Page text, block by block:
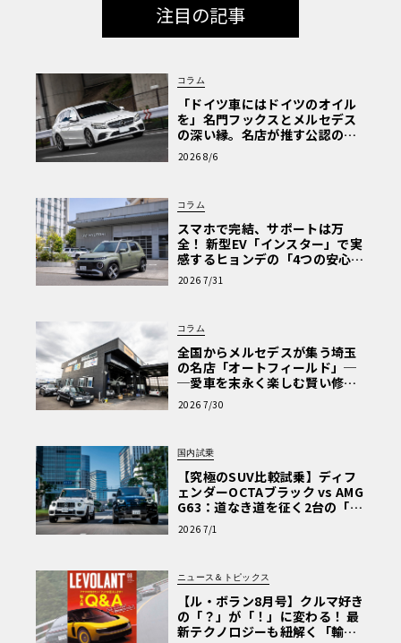
注目の記事
コラム
「ドイツ車にはドイツのオイル
を」名門フックスとメルセデス
の深い縁。名店が推す公認の安
心と、Cクラスで味わうシルキー
な走り〈PR〉
2026 8/6
コラム
スマホで完結、サポートは万
全！ 新型EV「インスター」で実
感するヒョンデの「4つの安心」
【第1回・ヒョンデ6つの疑問：
Why? Hyundai?】〈PR〉
2026 7/31
コラム
全国からメルセデスが集う埼玉
の名店「オートフィールド」─
─愛車を末永く楽しむ賢い修理
術と、プロがフックス製オイル
を選ぶ理由〈PR〉
2026 7/30
国内試乗
【究極のSUV比較試乗】ディフ
ェンダーOCTAブラック vs AMG
G63：道なき道を征く2台の「対
極的アプローチ」
2026 7/1
ニュース＆トピックス
【ル・ボラン8月号】クルマ好き
の「？」が「！」に変わる！ 最
新テクノロジーも紐解く「輸入